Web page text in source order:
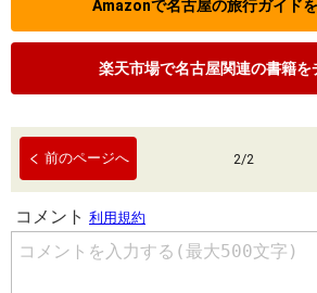
Amazonで名古屋の旅行ガイド
楽天市場で名古屋関連の書籍を
前のページへ 2/2